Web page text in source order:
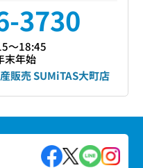
3730
〜18:45
末年始
販売 SUMiTAS大町店